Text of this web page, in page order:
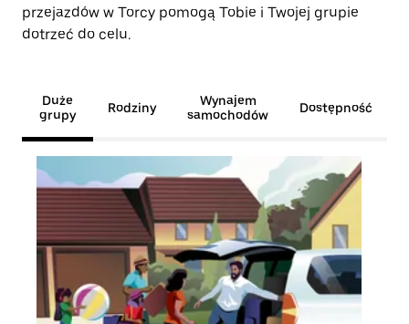
przejazdów w Torcy pomogą Tobie i Twojej grupie
dotrzeć do celu.
Duże
grupy
Rodziny
Wynajem
samochodów
Dostępność